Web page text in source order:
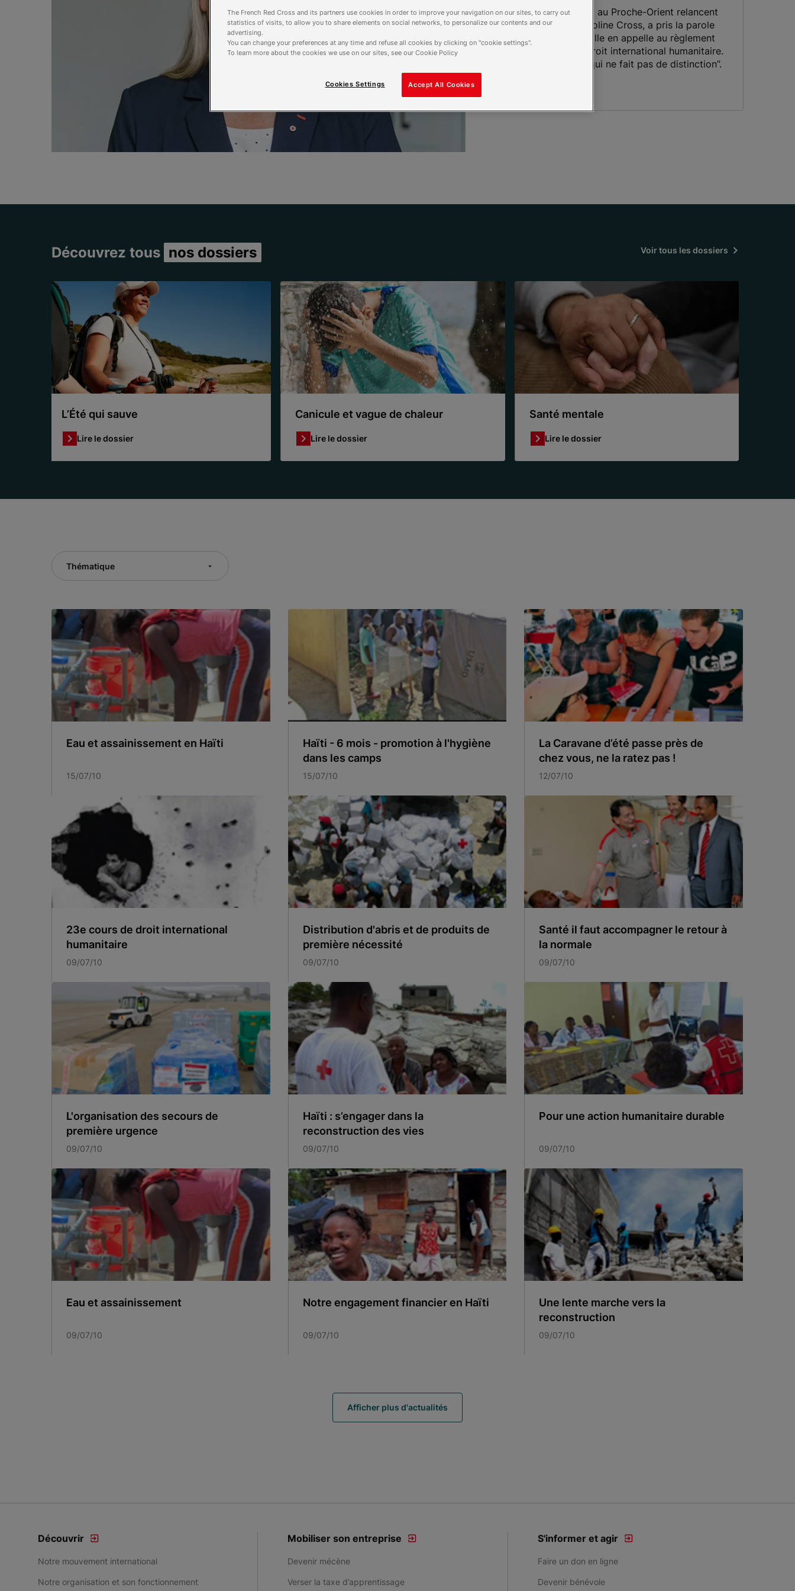
Alors que les négociations d’un accord au Proche-Orient relancent
tous les espoirs, notre présidente, Caroline Cross, a pris la parole
dans le journal La Tribune Dimanche. Elle en appelle au règlement
de ce conflit au plus vite au nom du Droit international humanitaire.
Au nom de l’humanité, “une humanité qui ne fait pas de distinction”.
6 octobre 2025
Découvrez tous nos dossiers Voir tous les dossiers
L’Été qui sauve
Lire le dossier
Canicule et vague de chaleur
Lire le dossier
Santé mentale
Lire le dossier
Thématique
Eau et assainissement en Haïti
15/07/10
Haïti - 6 mois - promotion à l'hygiène
dans les camps
15/07/10
La Caravane d’été passe près de
chez vous, ne la ratez pas !
12/07/10
23e cours de droit international
humanitaire
09/07/10
Distribution d'abris et de produits de
première nécessité
09/07/10
Santé il faut accompagner le retour à
la normale
09/07/10
L'organisation des secours de
première urgence
09/07/10
Haïti : s’engager dans la
reconstruction des vies
09/07/10
Pour une action humanitaire durable
09/07/10
Eau et assainissement
09/07/10
Notre engagement financier en Haïti
09/07/10
Une lente marche vers la
reconstruction
09/07/10
Afficher plus d'actualités
Découvrir
Notre mouvement international
Notre organisation et son fonctionnement
Mobiliser son entreprise
Devenir mécène
Verser la taxe d’apprentissage
S'informer et agir
Faire un don en ligne
Devenir bénévole
The French Red Cross and its partners use cookies in order to improve your navigation on our sites, to carry out
statistics of visits, to allow you to share elements on social networks, to personalize our contents and our
advertising.
You can change your preferences at any time and refuse all cookies by clicking on "cookie settings".
To learn more about the cookies we use on our sites, see our Cookie Policy
Accept All Cookies
Cookies Settings